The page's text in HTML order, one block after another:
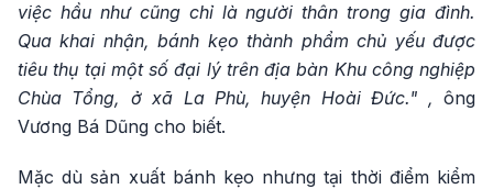
việc hầu như cũng chỉ là người thân trong gia đình.
Qua khai nhận, bánh kẹo thành phẩm chủ yếu được
tiêu thụ tại một số đại lý trên địa bàn Khu công nghiệp
Chùa Tổng, ở xã La Phù, huyện Hoài Đức." , ông
Vương Bá Dũng cho biết.
Mặc dù sản xuất bánh kẹo nhưng tại thời điểm kiểm